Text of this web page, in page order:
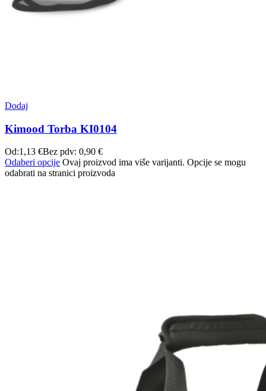
Dodaj
Kimood Torba KI0104
Od:1,13 €Bez pdv: 0,90 €
Odaberi opcije Ovaj proizvod ima više varijanti. Opcije se mogu
odabrati na stranici proizvoda